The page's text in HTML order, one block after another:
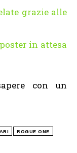
grazie alle
in attesa
con un
ROGUE ONE